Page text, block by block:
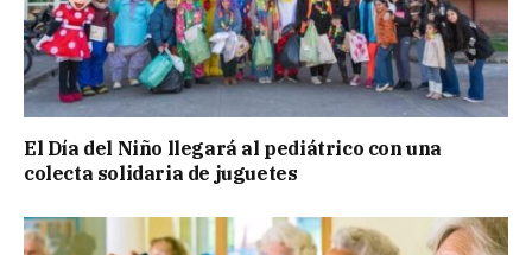
El Día del Niño llegará al pediátrico con una
colecta solidaria de juguetes